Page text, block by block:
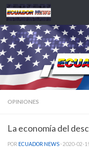
Saltar al contenido
OPINIONES
La economía del
POR ECUADOR NEWS · 2020-02-